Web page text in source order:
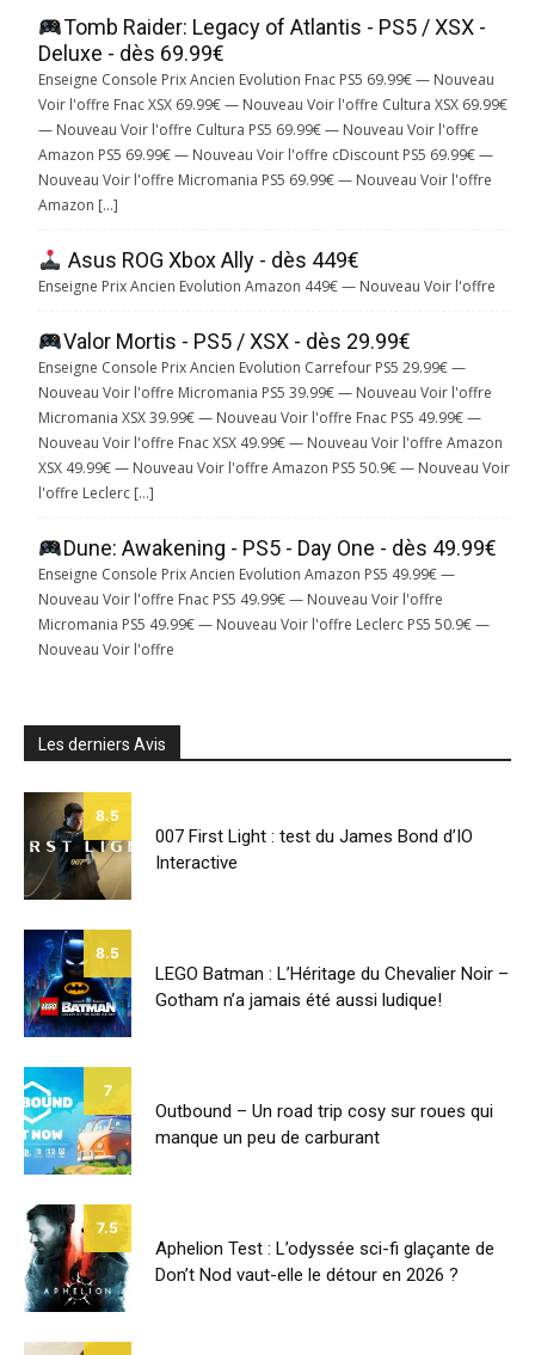
Tomb Raider: Legacy of Atlantis - PS5 / XSX -
Deluxe - dès 69.99€
Enseigne Console Prix Ancien Evolution Fnac PS5 69.99€ — Nouveau
Voir l'offre Fnac XSX 69.99€ — Nouveau Voir l'offre Cultura XSX 69.99€
— Nouveau Voir l'offre Cultura PS5 69.99€ — Nouveau Voir l'offre
Amazon PS5 69.99€ — Nouveau Voir l'offre cDiscount PS5 69.99€ —
Nouveau Voir l'offre Micromania PS5 69.99€ — Nouveau Voir l'offre
Amazon […]
Asus ROG Xbox Ally - dès 449€
Enseigne Prix Ancien Evolution Amazon 449€ — Nouveau Voir l'offre
Valor Mortis - PS5 / XSX - dès 29.99€
Enseigne Console Prix Ancien Evolution Carrefour PS5 29.99€ —
Nouveau Voir l'offre Micromania PS5 39.99€ — Nouveau Voir l'offre
Micromania XSX 39.99€ — Nouveau Voir l'offre Fnac PS5 49.99€ —
Nouveau Voir l'offre Fnac XSX 49.99€ — Nouveau Voir l'offre Amazon
XSX 49.99€ — Nouveau Voir l'offre Amazon PS5 50.9€ — Nouveau Voir
l'offre Leclerc […]
Dune: Awakening - PS5 - Day One - dès 49.99€
Enseigne Console Prix Ancien Evolution Amazon PS5 49.99€ —
Nouveau Voir l'offre Fnac PS5 49.99€ — Nouveau Voir l'offre
Micromania PS5 49.99€ — Nouveau Voir l'offre Leclerc PS5 50.9€ —
Nouveau Voir l'offre
Les derniers Avis
8.5
007 First Light : test du James Bond d’IO
Interactive
8.5
LEGO Batman : L’Héritage du Chevalier Noir –
Gotham n’a jamais été aussi ludique!
7
Outbound – Un road trip cosy sur roues qui
manque un peu de carburant
7.5
Aphelion Test : L’odyssée sci-fi glaçante de
Don’t Nod vaut-elle le détour en 2026 ?